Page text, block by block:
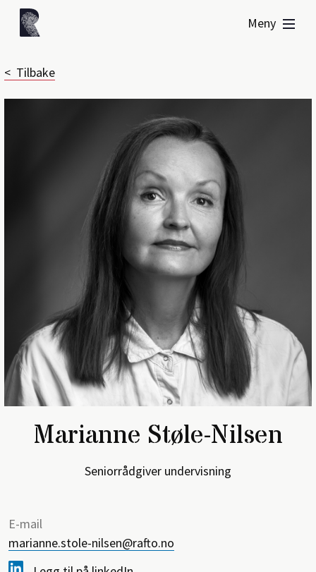
Meny
< Tilbake
Marianne Støle-Nilsen
Seniorrådgiver undervisning
Means
of
contact
details
E-mail
marianne.stole-nilsen@rafto.no